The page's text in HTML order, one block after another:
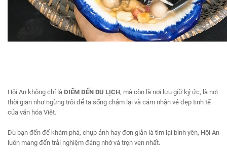
Hội An không chỉ là ĐIỂM ĐẾN DU LỊCH, mà còn là nơi lưu giữ ký ức, là nơi
thời gian như ngừng trôi để ta sống chậm lại và cảm nhận vẻ đẹp tinh tế
của văn hóa Việt.
Dù bạn đến để khám phá, chụp ảnh hay đơn giản là tìm lại bình yên, Hội An
luôn mang đến trải nghiệm đáng nhớ và trọn vẹn nhất.